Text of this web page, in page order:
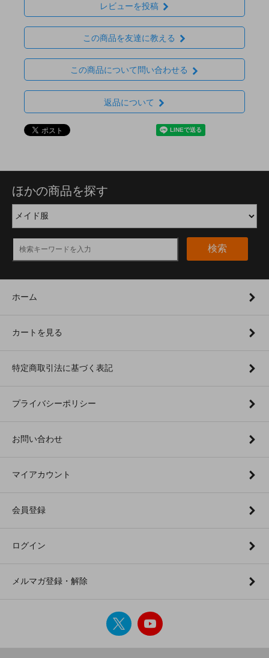
レビューを投稿
この商品を友達に教える
この商品について問い合わせる
返品について
ほかの商品を探す
検索
ホーム
カートを見る
特定商取引法に基づく表記
プライバシーポリシー
お問い合わせ
マイアカウント
会員登録
ログイン
メルマガ登録・解除